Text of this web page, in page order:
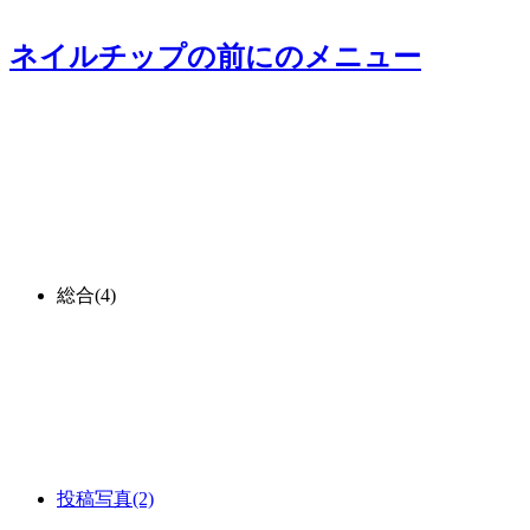
ネイルチップの前にのメニュー
総合(4)
投稿写真(2)